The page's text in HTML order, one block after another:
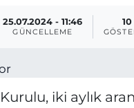
25.07.2024 - 11:46
GÜNCELLEME
10
iki aylık